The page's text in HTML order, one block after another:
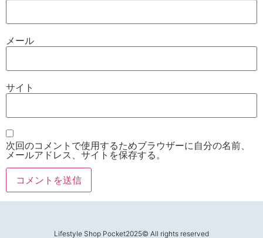
メール
サイト
次回のコメントで使用するためブラウザーに自分の名前、
メールアドレス、サイトを保存する。
Lifestyle Shop Pocket2025© All rights reserved